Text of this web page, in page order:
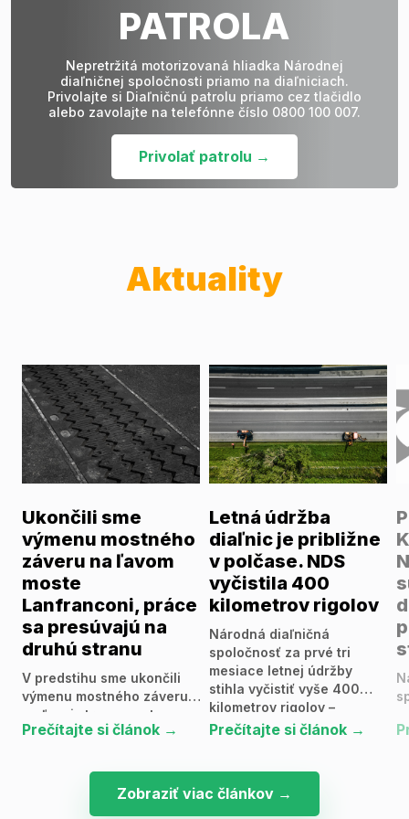
PATROLA
Nepretržitá motorizovaná hliadka Národnej
diaľničnej spoločnosti priamo na diaľniciach.
Privolajte si Diaľničnú patrolu priamo cez tlačidlo
alebo zavolajte na telefónne číslo 0800 100 007.
Privolať patrolu →
Aktuality
Ukončili sme
výmenu mostného
záveru na ľavom
moste
Lanfranconi, práce
sa presúvajú na
druhú stranu
V predstihu sme ukončili
výmenu mostného záveru
na ľavej strane mosta
Lanfranconi, ktorý je
diaľnice D2. Práce sa
podarilo dokončiť zhruba o
Prečítajte si článok →
Letná údržba
diaľnic je približne
v polčase. NDS
vyčistila 400
kilometrov rigolov
Národná diaľničná
spoločnosť za prvé tri
mesiace letnej údržby
stihla vyčistiť vyše 400
kilometrov rigolov –
odvodňovacích žľabov,
a orezať, či pokosiť 1 400
hektárov zelene pri
Prečítajte si článok →
Zobraziť viac článkov →